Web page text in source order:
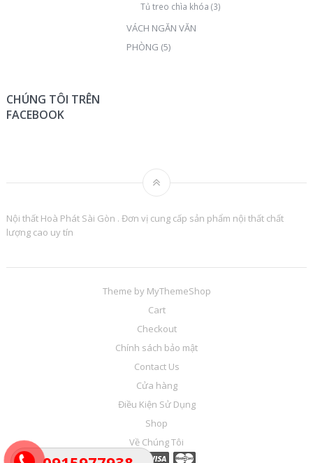
Tủ treo chìa khóa (3)
VÁCH NGĂN VĂN
PHÒNG (5)
CHÚNG TÔI TRÊN
FACEBOOK
Nội thất Hoà Phát Sài Gòn . Đơn vị cung cấp sản phẩm nội thất chất
lượng cao uy tín
Theme by MyThemeShop
Cart
Checkout
Chính sách bảo mật
Contact Us
Cửa hàng
Điều Kiện Sử Dụng
Shop
Về Chúng Tôi